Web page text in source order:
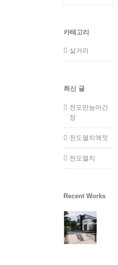
카테고리
살거리
최신 글
전도만능어간
장
전도멸치액젓
전도멸치
Recent Works